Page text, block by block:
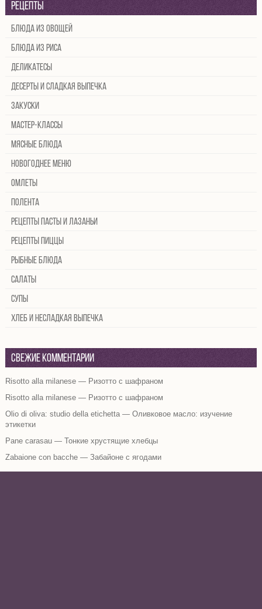
Рецепты
Блюда из овощей
Блюда из риса
Деликатесы
Десерты и сладкая выпечка
Закуски
Мастер-классы
Мясные блюда
Новогоднее меню
Омлеты
Полента
Рецепты пасты и лазаньи
Рецепты пиццы
Рыбные блюда
Салаты
Супы
Хлеб и несладкая выпечка
Свежие комментарии
Risotto alla milanese — Ризотто с шафраном
Risotto alla milanese — Ризотто с шафраном
Olio di oliva: studio della etichetta — Оливковое масло: изучение
этикетки
Pane carasau — Тонкие хрустящие хлебцы
Zabaione con bacche — Забайоне с ягодами